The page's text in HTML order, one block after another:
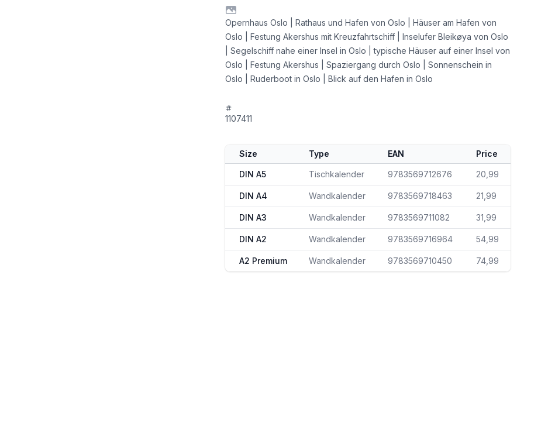
Opernhaus Oslo | Rathaus und Hafen von Oslo | Häuser am Hafen von
Oslo | Festung Akershus mit Kreuzfahrtschiff | Inselufer Bleikøya von Oslo
| Segelschiff nahe einer Insel in Oslo | typische Häuser auf einer Insel von
Oslo | Festung Akershus | Spaziergang durch Oslo | Sonnenschein in
Oslo | Ruderboot in Oslo | Blick auf den Hafen in Oslo
1107411
Size Type EAN Price
DIN A5 Tischkalender 9783569712676 20,99
DIN A4 Wandkalender 9783569718463 21,99
DIN A3 Wandkalender 9783569711082 31,99
DIN A2 Wandkalender 9783569716964 54,99
A2 Premium Wandkalender 9783569710450 74,99